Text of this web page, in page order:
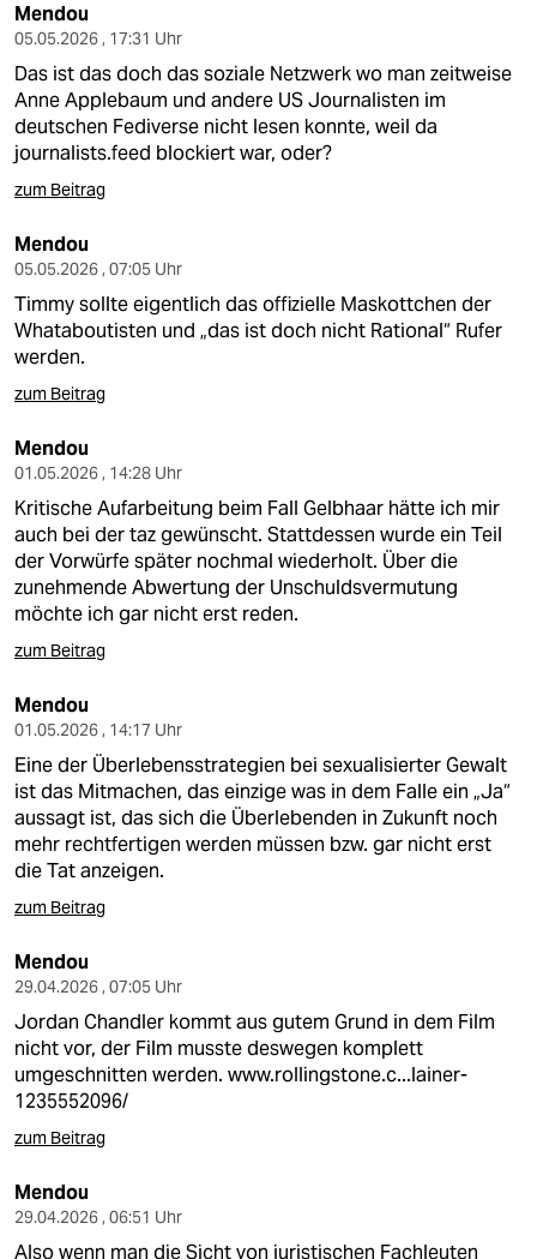
Mendou
05.05.2026 , 17:31 Uhr
Das ist das doch das soziale Netzwerk wo man zeitweise
Anne Applebaum und andere US Journalisten im
deutschen Fediverse nicht lesen konnte, weil da
journalists.feed blockiert war, oder?
zum Beitrag
Mendou
05.05.2026 , 07:05 Uhr
Timmy sollte eigentlich das offizielle Maskottchen der
Whataboutisten und „das ist doch nicht Rational“ Rufer
werden.
zum Beitrag
Mendou
01.05.2026 , 14:28 Uhr
Kritische Aufarbeitung beim Fall Gelbhaar hätte ich mir
auch bei der taz gewünscht. Stattdessen wurde ein Teil
der Vorwürfe später nochmal wiederholt. Über die
zunehmende Abwertung der Unschuldsvermutung
möchte ich gar nicht erst reden.
zum Beitrag
Mendou
01.05.2026 , 14:17 Uhr
Eine der Überlebensstrategien bei sexualisierter Gewalt
ist das Mitmachen, das einzige was in dem Falle ein „Ja“
aussagt ist, das sich die Überlebenden in Zukunft noch
mehr rechtfertigen werden müssen bzw. gar nicht erst
die Tat anzeigen.
zum Beitrag
Mendou
29.04.2026 , 07:05 Uhr
Jordan Chandler kommt aus gutem Grund in dem Film
nicht vor, der Film musste deswegen komplett
umgeschnitten werden. www.rollingstone.c...lainer-
1235552096/
zum Beitrag
Mendou
29.04.2026 , 06:51 Uhr
Also wenn man die Sicht von juristischen Fachleuten